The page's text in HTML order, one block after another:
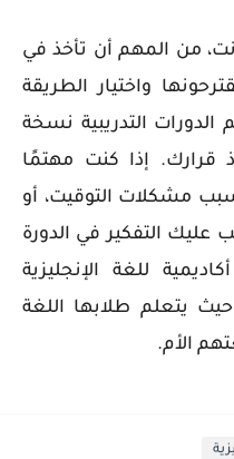
من المهم أن تأخذ في
واختيار الطريقة
التدريبية نسخة
قرارك. إذا كنت مهتمًا
بسبب مشكلات التوقيت، أو
عليك التفكير في الدورة
للغة الإنجليزية
يتعلم طلابها اللغة
الأم.